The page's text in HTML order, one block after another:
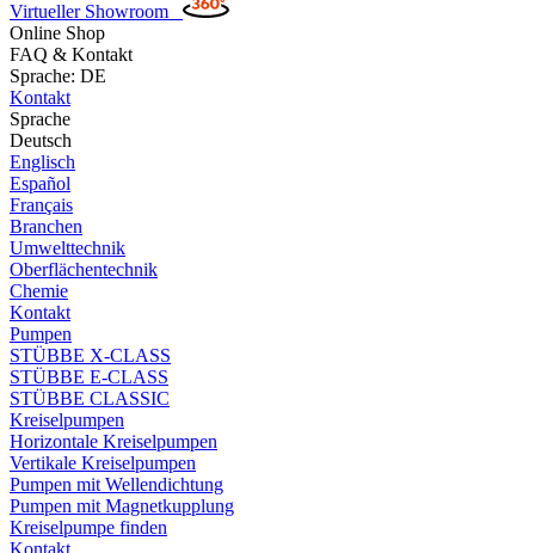
Virtueller Showroom
Online Shop
FAQ & Kontakt
Sprache: DE
Kontakt
Sprache
Deutsch
Englisch
Español
Français
Branchen
Umwelttechnik
Oberflächentechnik
Chemie
Kontakt
Pumpen
STÜBBE X-CLASS
STÜBBE E-CLASS
STÜBBE CLASSIC
Kreiselpumpen
Horizontale Kreiselpumpen
Vertikale Kreiselpumpen
Pumpen mit Wellendichtung
Pumpen mit Magnetkupplung
Kreiselpumpe finden